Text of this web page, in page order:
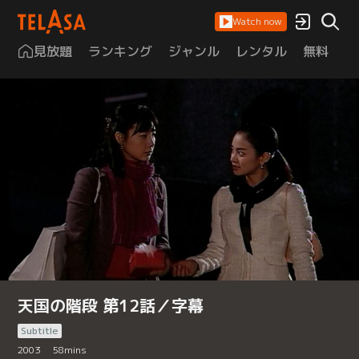
Watch now
見放題 ランキング ジャンル レンタル 無料
天国の階段 第12話／字幕
Subtitle
2003
58mins